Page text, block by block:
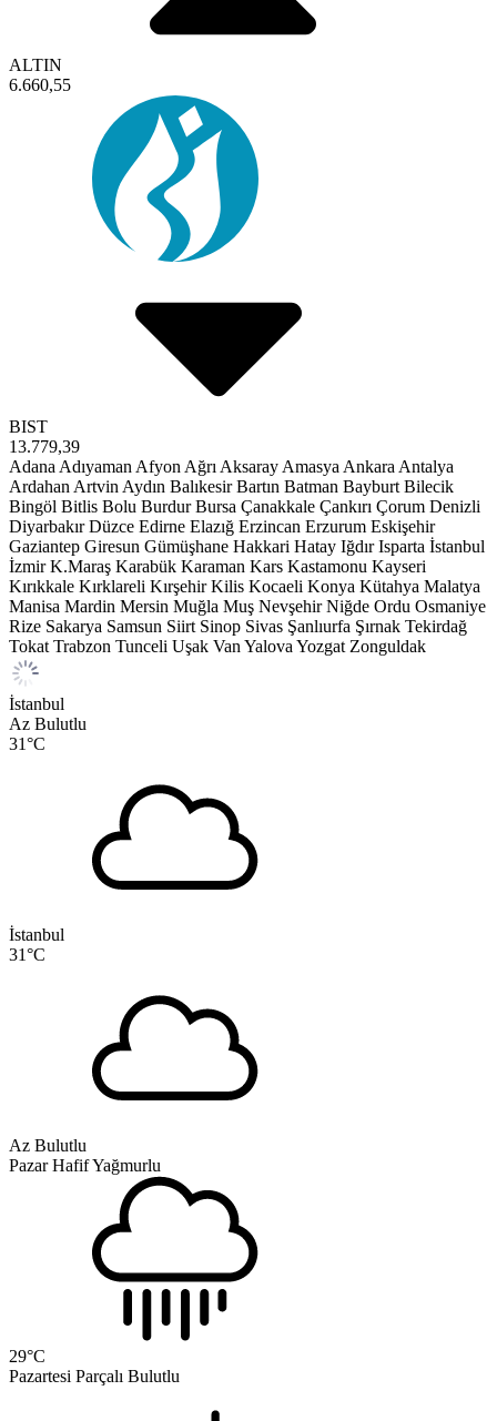
ALTIN
6.660,55
BIST
13.779,39
Adana Adıyaman Afyon Ağrı Aksaray Amasya Ankara Antalya
Ardahan Artvin Aydın Balıkesir Bartın Batman Bayburt Bilecik
Bingöl Bitlis Bolu Burdur Bursa Çanakkale Çankırı Çorum Denizli
Diyarbakır Düzce Edirne Elazığ Erzincan Erzurum Eskişehir
Gaziantep Giresun Gümüşhane Hakkari Hatay Iğdır Isparta İstanbul
İzmir K.Maraş Karabük Karaman Kars Kastamonu Kayseri
Kırıkkale Kırklareli Kırşehir Kilis Kocaeli Konya Kütahya Malatya
Manisa Mardin Mersin Muğla Muş Nevşehir Niğde Ordu Osmaniye
Rize Sakarya Samsun Siirt Sinop Sivas Şanlıurfa Şırnak Tekirdağ
Tokat Trabzon Tunceli Uşak Van Yalova Yozgat Zonguldak
İstanbul
Az Bulutlu
31°C
İstanbul
31°C
Az Bulutlu
Pazar Hafif Yağmurlu
29°C
Pazartesi Parçalı Bulutlu